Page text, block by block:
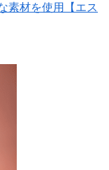
素材を使用【エス